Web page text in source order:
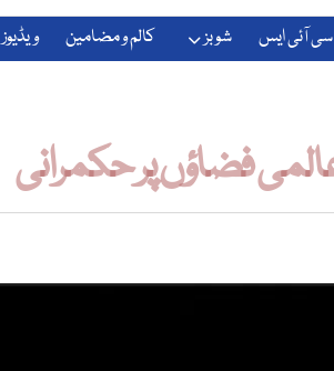
سی آئی ایس شوبز کالم و مضامین ویڈیوز
فضاؤں پر حکمرانی